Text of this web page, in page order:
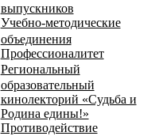
выпускников
Учебно-методические
объединения
Профессионалитет
Региональный
образовательный
кинолекторий «Судьба и
Родина едины!»
Противодействие